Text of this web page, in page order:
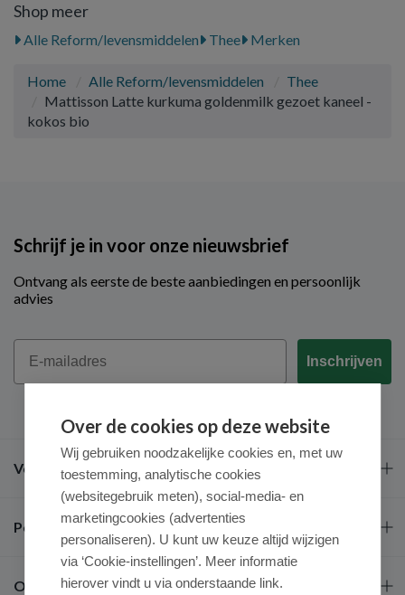
Shop meer
Alle Reform/levensmiddelen Thee Merken
Home Alle Reform/levensmiddelen
Thee
Mattisson Latte kurkuma goldenmilk gezoet kaneel -
kokos bio
Schrijf je in voor onze nieuwsbrief
Ontvang als eerste de beste aanbiedingen en persoonlijk
advies
Email
Inschrijven
Veel gestelde vragen
Populaire merken
Over ons
Over de cookies op deze website
Wij gebruiken noodzakelijke cookies en, met uw
toestemming, analytische cookies
(websitegebruik meten), social-media- en
marketingcookies (advertenties
personaliseren). U kunt uw keuze altijd wijzigen
via ‘Cookie-instellingen’. Meer informatie
hierover vindt u via onderstaande link.